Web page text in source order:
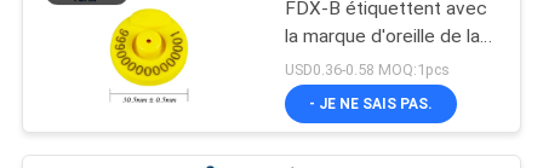
FDX-B étiquettent avec
la marque d'oreille de la
puce TPU de RFID avec
le nombre d'impression
laser
USD0.36-0.58 MOQ:1pcs
- JE NE SAIS PAS.